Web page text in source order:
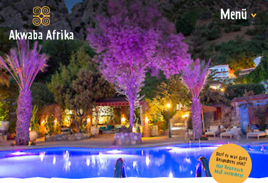
Akwaba Afrika
Menü
Darf es was ganz Besonderes sein?
Hier Reise nach Maß anfordern!